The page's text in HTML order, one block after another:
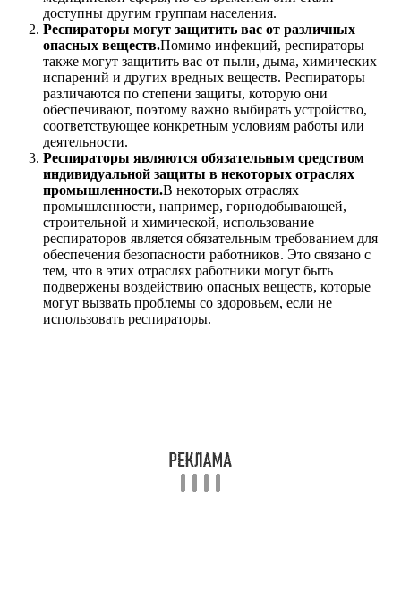
доступны другим группам населения.
Респираторы могут защитить вас от различных
опасных веществ.Помимо инфекций, респираторы
также могут защитить вас от пыли, дыма, химических
испарений и других вредных веществ. Респираторы
различаются по степени защиты, которую они
обеспечивают, поэтому важно выбирать устройство,
соответствующее конкретным условиям работы или
деятельности.
Респираторы являются обязательным средством
индивидуальной защиты в некоторых отраслях
промышленности.В некоторых отраслях
промышленности, например, горнодобывающей,
строительной и химической, использование
респираторов является обязательным требованием для
обеспечения безопасности работников. Это связано с
тем, что в этих отраслях работники могут быть
подвержены воздействию опасных веществ, которые
могут вызвать проблемы со здоровьем, если не
использовать респираторы.